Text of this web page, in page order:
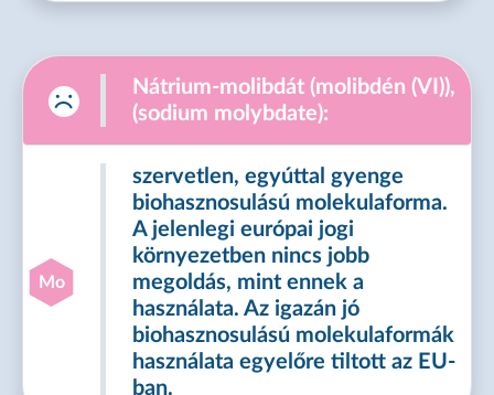
Nátrium-molibdát (molibdén (VI)),
(sodium molybdate):
Mo
szervetlen, egyúttal gyenge
biohasznosulású molekulaforma.
A jelenlegi európai jogi
környezetben nincs jobb
megoldás, mint ennek a
használata. Az igazán jó
biohasznosulású molekulaformák
használata egyelőre tiltott az EU-
ban.